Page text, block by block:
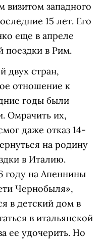
западного
15 лет. Его
еще в апреле
поездки в Рим.
двух стран,
отношение к
годы были
Омрачить их,
даже отказ 14-
на родину
в Италию.
году на Апеннины
Чернобыля»,
в детский дом в
в итальянской
ее удочерить. Но